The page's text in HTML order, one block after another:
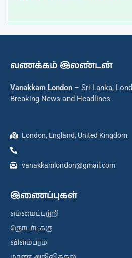
வணக்கம் இலண்டன்
Vanakkam London – Sri Lanka,
Breaking News and Headlines
London, England, United Kingdom
vanakkamlondon@gmail.com
இணைப்புகள்
எம்மைப்பற்றி
தொடர்புக்கு
விளம்பரம்